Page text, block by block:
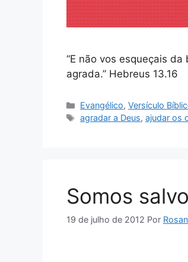
“E não vos esqueçais
agrada.” Hebreus 13.16
Categorias
Evangélico,Versículo
Tags
agradar a Deus,ajudar os
Somos
19 de julho de 2012 Por